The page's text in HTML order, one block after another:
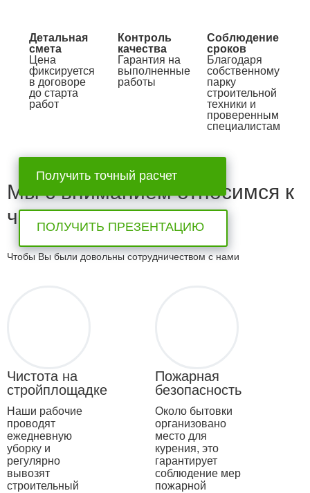
Детальная
смета
Цена
фиксируется
в договоре
до старта
работ
Контроль
качества
Гарантия на
выполненные
работы
Соблюдение
сроков
Благодаря
собственному
парку
строительной
техники и
проверенным
специалистам
Получить точный расчет
ПОЛУЧИТЬ ПРЕЗЕНТАЦИЮ
Мы с вниманием относимся к
чистоте и порядку
Чтобы Вы были довольны сотрудничеством с нами
Чистота на
стройплощадке
Наши рабочие
проводят
ежедневную
уборку и
регулярно
вывозят
строительный
Пожарная
безопасность
Около бытовки
организовано
место для
курения, это
гарантирует
соблюдение мер
пожарной